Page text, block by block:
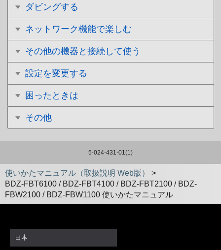
ダビングする
ネットワーク機能で楽しむ
その他の機器と接続して使う
設定を変更する
困ったときは
その他
5-024-431-01(1)
使いかたマニュアル（取扱説明 Web版）
>
BDZ-FBT6100 / BDZ-FBT4100 / BDZ-FBT2100 / BDZ-
FBW2100 / BDZ-FBW1100 使いかたマニュアル
日本